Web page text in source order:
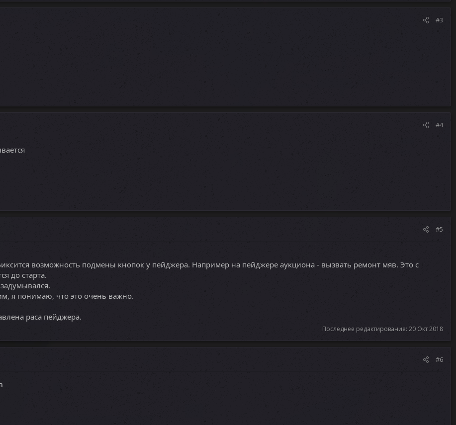
#3
#4
#5
возможность подмены кнопок у пейджера. Например на пейджере аукциона - вызвать ремонт мяв. Это с
до старта.
я понимаю, что это очень важно.
раса пейджера.
Последнее редактирование: 20 Окт 2018
#6